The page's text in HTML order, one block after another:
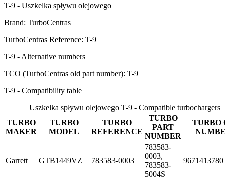
T-9 - Uszkelka spływu olejowego
Brand: TurboCentras
TurboCentras Reference: T-9
T-9 - Alternative numbers
TCO (TurboCentras old part number): T-9
T-9 - Compatibility table
Uszkelka spływu olejowego T-9 - Compatible turbochargers
TURBO
MAKER
TURBO
MODEL
TURBO
REFERENCE
TURBO
PART
NUMBER
TURBO
Garrett GTB1449VZ 783583-0003
783583-
0003,
783583-
5004S
9671413780